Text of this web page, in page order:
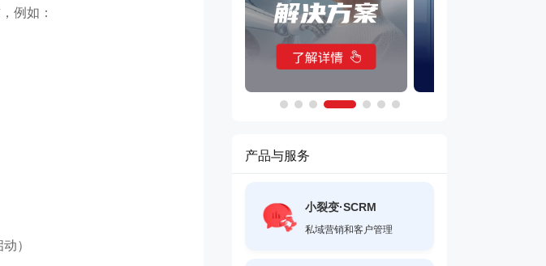
例如：
）
产品与服务
小裂变·SCRM
私域营销和客户管理